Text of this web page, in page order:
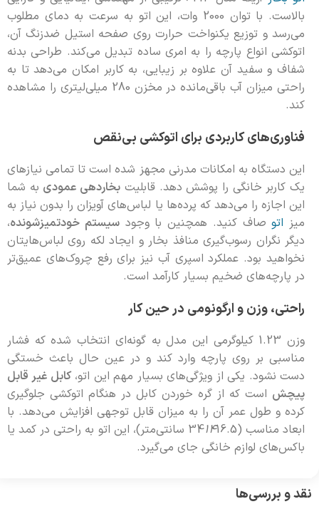
بالاست. با توان 2000 وات، این اتو به سرعت به دمای مطلوب
می‌رسد و توزیع یکنواخت حرارت روی صفحه استیل ضدزنگ آن،
اتوکشی انواع پارچه را به امری ساده تبدیل می‌کند. طراحی بدنه
شفاف و سفید آن علاوه بر زیبایی، به کاربر امکان می‌دهد تا به
راحتی میزان آب باقی‌مانده در مخزن 280 میلی‌لیتری را مشاهده
کند.
فناوری‌های کاربردی برای اتوکشی بی‌نقص
این دستگاه به امکانات مدرنی مجهز شده است تا تمامی نیازهای
یک کاربر خانگی را پوشش دهد. قابلیت بخاردهی عمودی به شما
این اجازه را می‌دهد که پرده‌ها یا لباس‌های آویزان را بدون نیاز به
میز اتوصاف کنید. همچنین با وجودسیستم خودتمیزشونده،
دیگر نگران رسوب‌گیری منافذ بخار و ایجاد لکه روی لباس‌هایتان
نخواهید بود. عملکرد اسپری آب نیز برای رفع چروک‌های عمیق‌تر
در پارچه‌های ضخیم بسیار کارآمد است.
راحتی، وزن و ارگونومی در حین کار
وزن 1.23 کیلوگرمی این مدل به گونه‌ای انتخاب شده که فشار
مناسبی بر روی پارچه وارد کند و در عین حال باعث خستگی
دست نشود. یکی از ویژگی‌های بسیار مهم این اتو،کابل غیر قابل
پیچش است که از گره خوردن کابل در هنگام اتوکشی جلوگیری
کرده و طول عمر آن را به میزان قابل توجهی افزایش می‌دهد. با
ابعاد مناسب (34
14
16.5 سانتی‌متر)، این اتو به راحتی در کمد یا
باکس‌های لوازم خانگی جای می‌گیرد.
نقد و بررسی‌ها